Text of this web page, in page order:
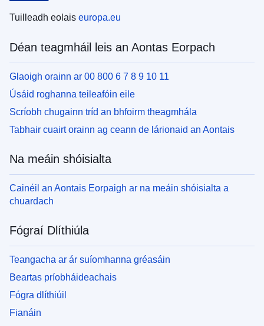
Tuilleadh eolais europa.eu
Déan teagmháil leis an Aontas Eorpach
Glaoigh orainn ar 00 800 6 7 8 9 10 11
Úsáid roghanna teileafóin eile
Scríobh chugainn tríd an bhfoirm theagmhála
Tabhair cuairt orainn ag ceann de lárionaid an Aontais
Na meáin shóisialta
Cainéil an Aontais Eorpaigh ar na meáin shóisialta a
chuardach
Fógraí Dlíthiúla
Teangacha ar ár suíomhanna gréasáin
Beartas príobháideachais
Fógra dlíthiúil
Fianáin